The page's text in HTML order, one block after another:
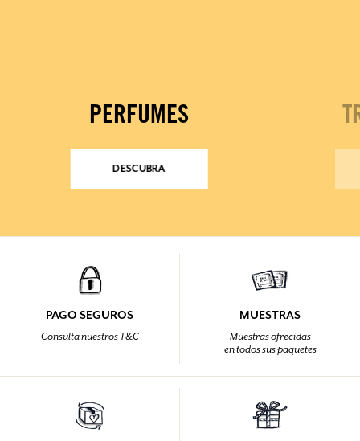
PERFUMES
DESCUBRA
PAGO SEGUROS
Consulta nuestros T&C
MUESTRAS
Muestras ofrecidas
en todos sus paquetes